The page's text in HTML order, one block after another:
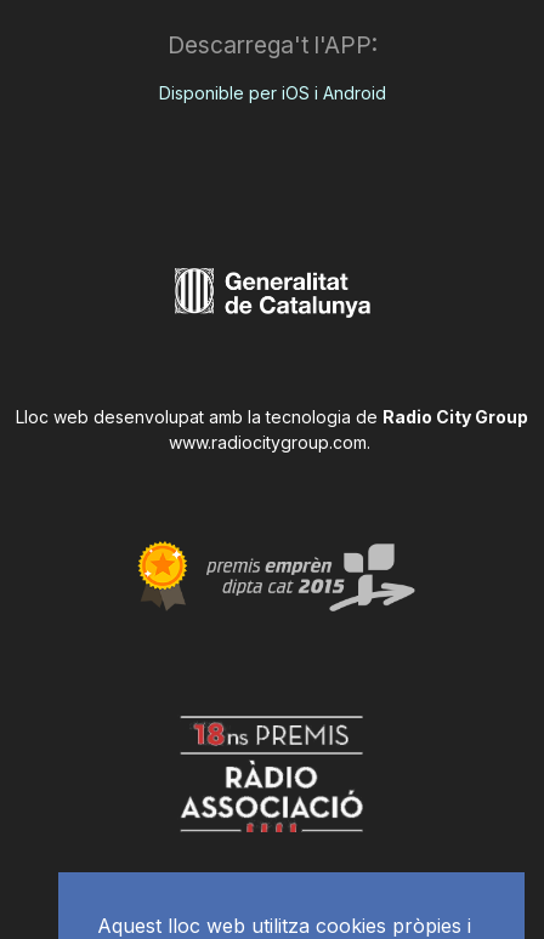
Descarrega't l'APP:
Disponible per iOS i Android
Lloc web desenvolupat amb la tecnologia de Radio City Group
www.radiocitygroup.com.
Aquest lloc web utilitza cookies pròpies i